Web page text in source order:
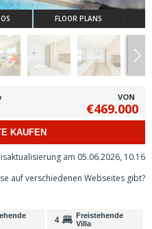
FLOOR PLANS
VON
€469.000
KAUFEN
am 05.06.2026, 10.16
auf verschiedenen Webseites gibt?
4
Freistehende
Villa